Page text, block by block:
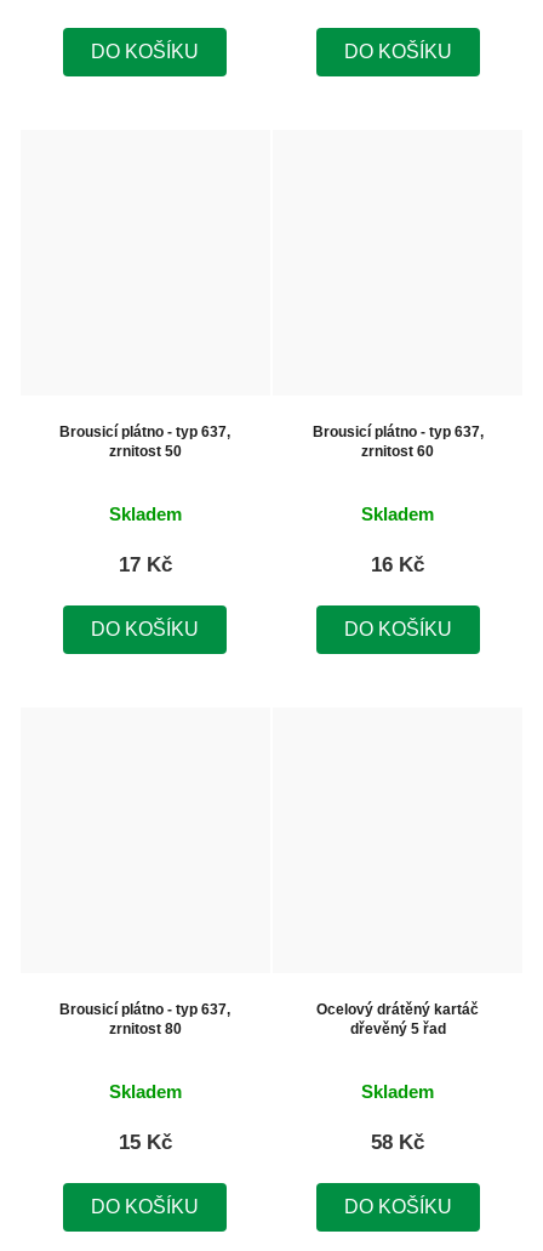
DO KOŠÍKU DO KOŠÍKU
Brousicí plátno - typ 637,
zrnitost 50
Skladem
17 Kč
DO KOŠÍKU
Brousicí plátno - typ 637,
zrnitost 60
Skladem
16 Kč
DO KOŠÍKU
Brousicí plátno - typ 637,
zrnitost 80
Skladem
15 Kč
DO KOŠÍKU
Ocelový drátěný kartáč
dřevěný 5 řad
Skladem
58 Kč
DO KOŠÍKU